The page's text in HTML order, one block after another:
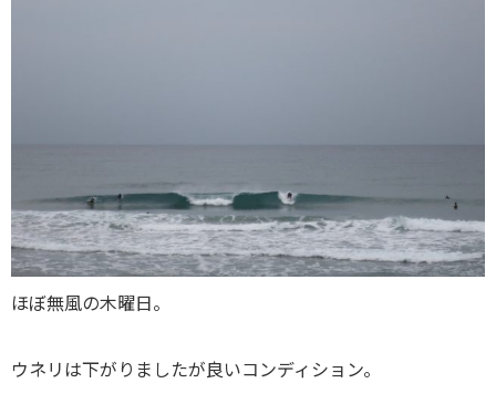
ほぼ無風の木曜日。
ウネリは下がりましたが良いコンディション。